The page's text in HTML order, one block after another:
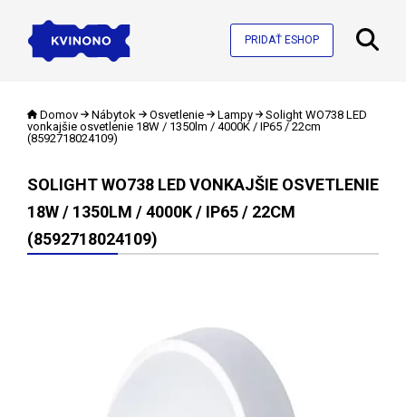
PRIDAŤ ESHOP
Domov Nábytok Osvetlenie Lampy
Solight WO738 LED
vonkajšie osvetlenie 18W / 1350lm / 4000K / IP65 / 22cm
(8592718024109)
SOLIGHT WO738 LED VONKAJŠIE OSVETLENIE
18W / 1350LM / 4000K / IP65 / 22CM
(8592718024109)